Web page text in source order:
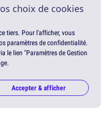
choix de cookies
tiers. Pour l'afficher, vous
paramètres de confidentialité.
le lien "Paramètres de Gestion
Accepter & afficher